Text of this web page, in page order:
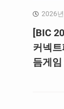
2026
[BIC
커넥
듬게